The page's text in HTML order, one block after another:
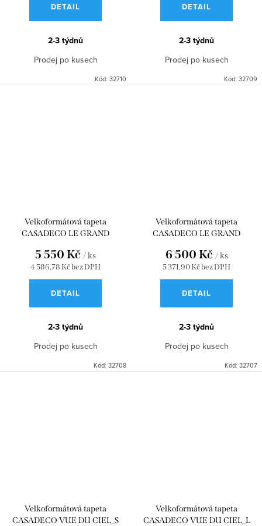
DETAIL
2-3 týdnů
Prodej po kusech
Kód: 32710
DETAIL
2-3 týdnů
Prodej po kusech
Kód: 32709
Velkoformátová tapeta
CASADECO LE GRAND
250 WDWD200200122
4 586,78 Kč bez DPH
5 550 Kč / ks
DETAIL
2-3 týdnů
Prodej po kusech
Kód: 32708
Velkoformátová tapeta
CASADECO LE GRAND
WDWD200207324
5 371,90 Kč bez DPH
6 500 Kč / ks
DETAIL
2-3 týdnů
Prodej po kusech
Kód: 32707
Velkoformátová tapeta
CASADECO VUE DU CIEL_S
Velkoformátová tapeta
CASADECO VUE DU CIEL_L